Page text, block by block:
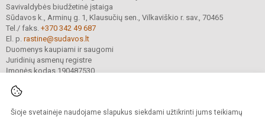
Šioje svetainėje naudojame slapukus siekdami užtikrinti jums teikiamų
Savivaldybės biudžetinė įstaiga
Sūdavos k., Arminų g. 1, Klausučių sen., Vilkaviškio r. sav., 70465
Tel./ faks. +370 342 49 687
El. p. rastine@sudavos.lt
Duomenys kaupiami ir saugomi
Juridinių asmenų registre
Įmonės kodas 190487530
© 2025. Vilkaviškio r. Sūdavos pagrindinė mokykla. Visos teisės saugomos.